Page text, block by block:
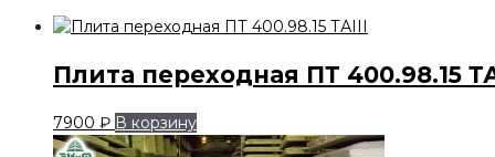
Плита переходная ПТ 400.98.15
7900 ₽ В корзину